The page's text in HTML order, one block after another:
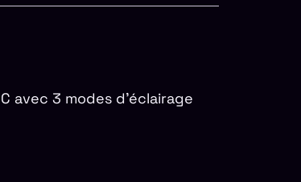
avec 3 modes d’éclairage